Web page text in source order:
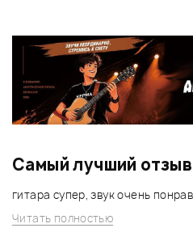
Самый лучший отзыв
гитара супер, звук очень
Читать полностью